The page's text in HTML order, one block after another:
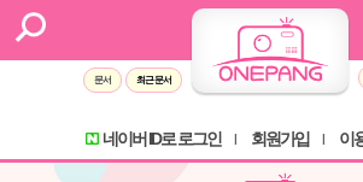
문서 최근 문서
네이버 ID로 로그인 회원가입 이